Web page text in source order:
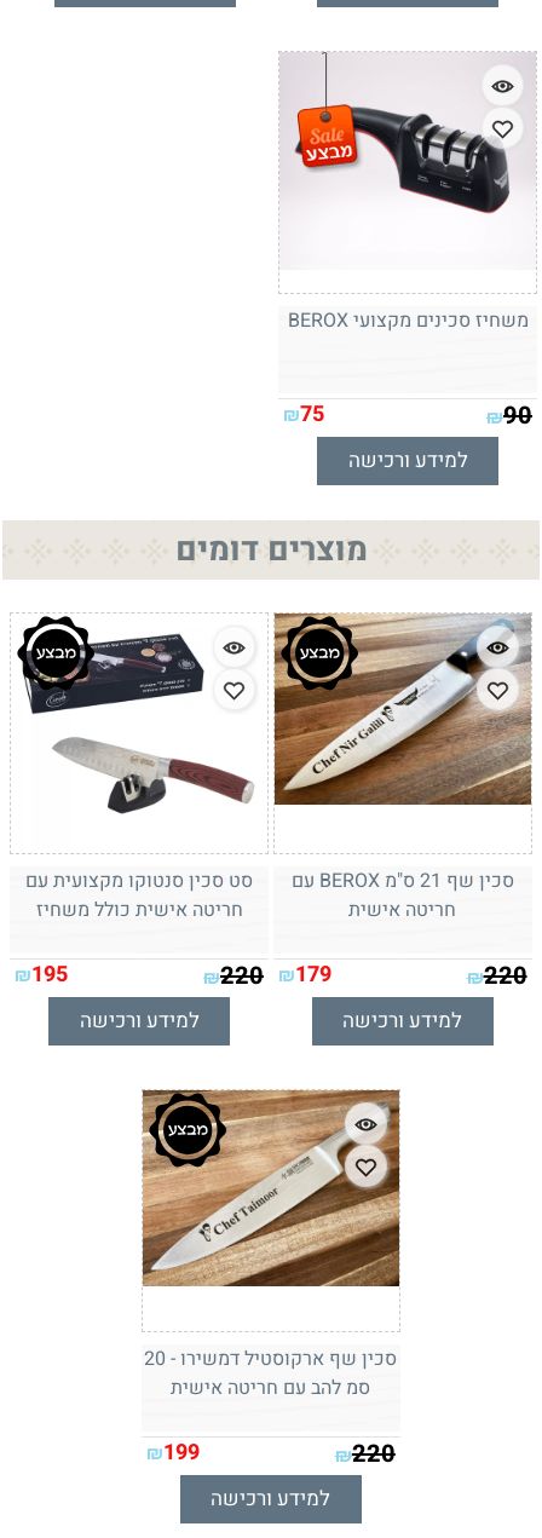
משחיז סכינים מקצועי BEROX
₪90
₪75
למידע ורכישה
מוצרים דומים
סכין שף 21 ס"מ BEROX עם
חריטה אישית
₪220
₪179
למידע ורכישה
סט סכין סנטוקו מקצועית עם
חריטה אישית כולל משחיז
₪220
₪195
למידע ורכישה
סכין שף ארקוסטיל דמשירו - 20
סמ להב עם חריטה אישית
₪220
₪199
למידע ורכישה